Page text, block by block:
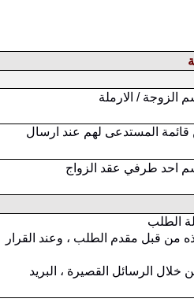
الزوجة / الارملة
المستدعى لهم عند ارسال
احد طرفي عقد الزواج
الطلب
من قبل مقدم الطلب ، وعند القرار
خلال الرسائل القصيرة ، البريد